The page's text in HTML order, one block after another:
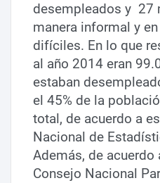
desempleados y 27
manera informal y
difíciles. En lo que
al año 2014 eran
estaban
el 45% de la
total, de acuerdo a
Nacional de
Además, de
Consejo Nacional